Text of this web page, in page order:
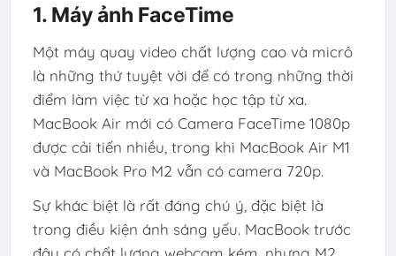
1. Máy ảnh FaceTime
Một máy quay video chất lượng cao và micrô
là những thứ tuyệt vời để có trong những thời
điểm làm việc từ xa hoặc học tập từ xa.
MacBook Air mới có Camera FaceTime 1080p
được cải tiến nhiều, trong khi MacBook Air M1
và MacBook Pro M2 vẫn có camera 720p.
Sự khác biệt là rất đáng chú ý, đặc biệt là
trong điều kiện ánh sáng yếu. MacBook trước